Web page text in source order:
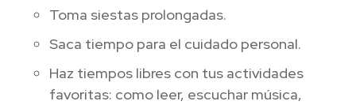
Toma siestas prolongadas.
Saca tiempo para el cuidado personal.
Haz tiempos libres con tus actividades
favoritas: como leer, escuchar música,